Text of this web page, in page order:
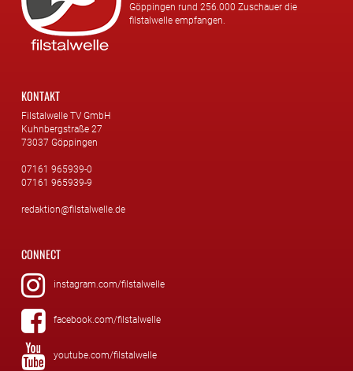
Göppingen rund 256.000 Zuschauer die
filstalwelle empfangen.
KONTAKT
Filstalwelle TV GmbH
Kuhnbergstraße 27
73037 Göppingen
07161 965939-0
07161 965939-9
redaktion@filstalwelle.de
CONNECT
instagram.com/filstalwelle
facebook.com/filstalwelle
youtube.com/filstalwelle